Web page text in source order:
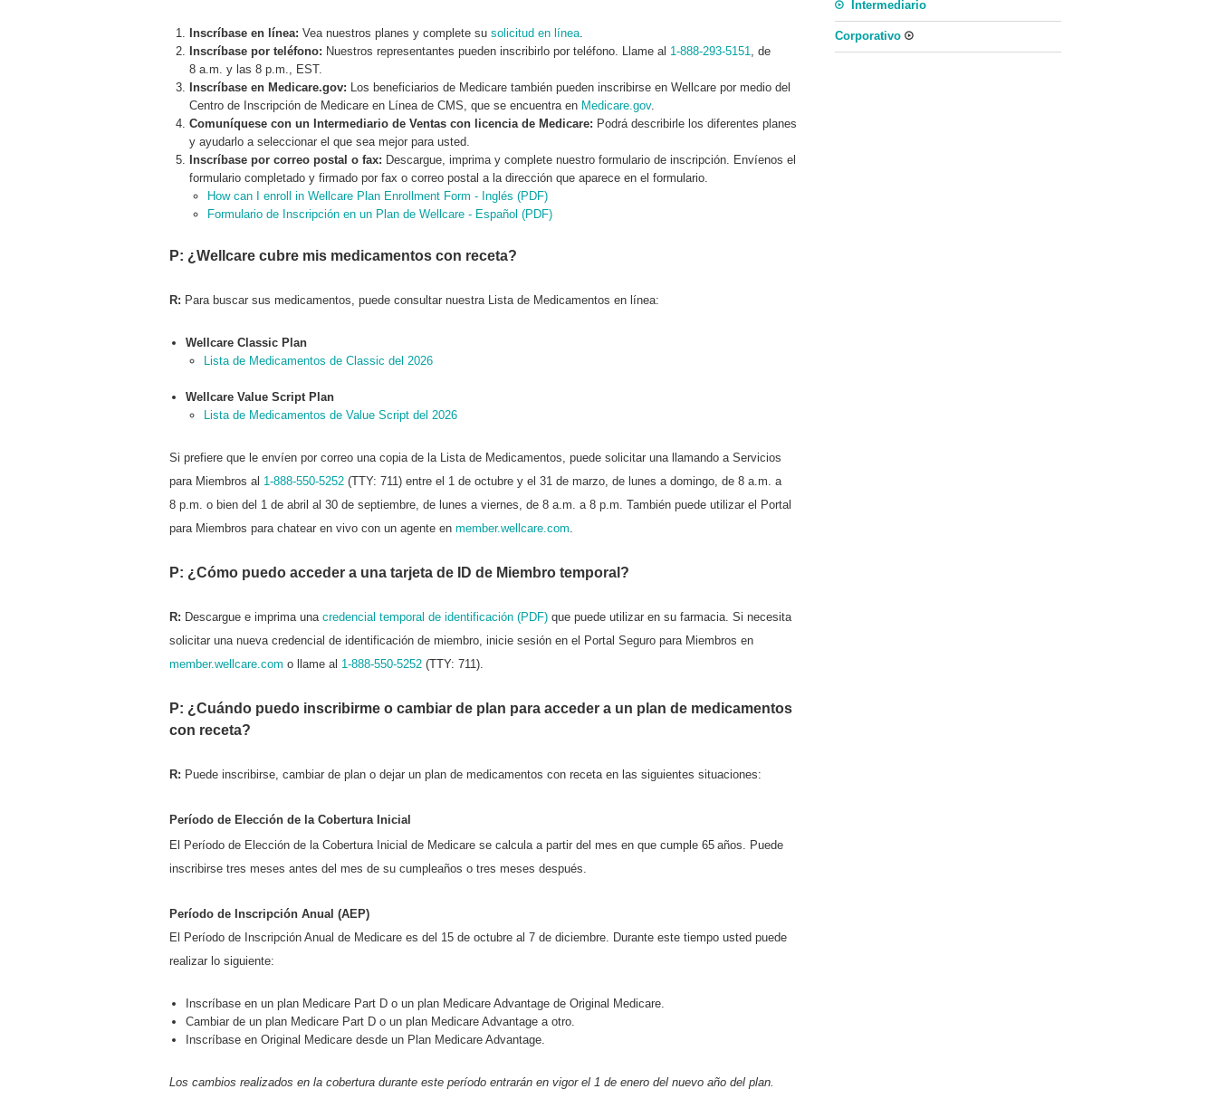
Inscríbase en línea: Vea nuestros planes y complete susolicitud en línea
Inscríbase por teléfono: Nuestros representantes pueden inscribirlo por teléfono. Llame al 1-888-293-5151
, de
8 a.m. y las 8 p.m., EST.
Inscríbase en Medicare.gov: Los beneficiarios de Medicare también pueden inscribirse en Wellcare por medio del
Centro de Inscripción de Medicare en Línea de CMS, que se encuentra en Medicare.gov.
Comuníquese con un Intermediario de Ventas con licencia de Medicare: Podrá describirle los diferentes planes
y ayudarlo a seleccionar el que sea mejor para usted.
Inscríbase por correo postal o fax: Descargue, imprima y complete nuestro formulario de inscripción. Envíenos el
formulario completado y firmado por fax o correo postal a la dirección que aparece en el formulario.
How can I enroll in Wellcare Plan Enrollment Form - Inglés (PDF)
Formulario de Inscripción en un Plan de Wellcare - Español (PDF)
P: ¿Wellcare cubre mis medicamentos con receta?
R: Para buscar sus medicamentos, puede consultar nuestra Lista de Medicamentos en línea:
Wellcare Classic Plan
Lista de Medicamentos de Classic del 2026
Wellcare Value Script Plan
Lista de Medicamentos de Value Script del 2026
Si prefiere que le envíen por correo una copia de la Lista de Medicamentos, puede solicitar una llamando a Servicios
para Miembros al 1-888-550-5252 (TTY: 711) entre el 1 de octubre y el 31 de marzo, de lunes a domingo, de 8 a.m. a
8 p.m. o bien del 1 de abril al 30 de septiembre, de lunes a viernes, de 8 a.m. a 8 p.m. También puede utilizar el Portal
para Miembros para chatear en vivo con un agente en member.wellcare.com
P: ¿Cómo puedo acceder a una tarjeta de ID de Miembro temporal?
R: Descargue e imprima una credencial temporal de identificación (PDF) que puede utilizar en su farmacia. Si necesita
solicitar una nueva credencial de identificación de miembro, inicie sesión en el Portal Seguro para Miembros en
member.wellcare.com o llame al 1-888-550-5252 (TTY: 711).
P: ¿Cuándo puedo inscribirme o cambiar de plan para acceder a un plan de medicamentos
con receta?
R: Puede inscribirse, cambiar de plan o dejar un plan de medicamentos con receta en las siguientes situaciones:
Período de Elección de la Cobertura Inicial
El Período de Elección de la Cobertura Inicial de Medicare se calcula a partir del mes en que cumple 65 años. Puede
inscribirse tres meses antes del mes de su cumpleaños o tres meses después.
Período de Inscripción Anual (AEP)
El Período de Inscripción Anual de Medicare es del 15 de octubre al 7 de diciembre. Durante este tiempo usted puede
realizar lo siguiente:
Inscríbase en un plan Medicare Part D o un plan Medicare Advantage de Original Medicare.
Cambiar de un plan Medicare Part D o un plan Medicare Advantage a otro.
Inscríbase en Original Medicare desde un Plan Medicare Advantage.
Los cambios realizados en la cobertura durante este período entrarán en vigor el 1 de enero del nuevo año del plan.
Intermediario
Corporativo